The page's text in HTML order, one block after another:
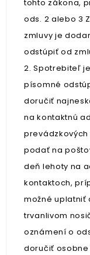
tohto zákona,
ods. 2 alebo 3
zmluvy je
odstúpiť od
2. Spotrebiteľ
písomné
doručiť
na kontaktnú
podať na
deň lehoty na
kontaktoch,
možné uplatniť
trvanlivom
oznámení o
doručiť